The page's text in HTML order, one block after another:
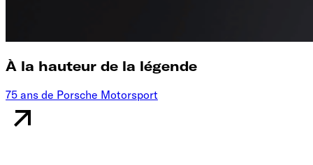
À la hauteur de la légende
75 ans de Porsche Motorsport